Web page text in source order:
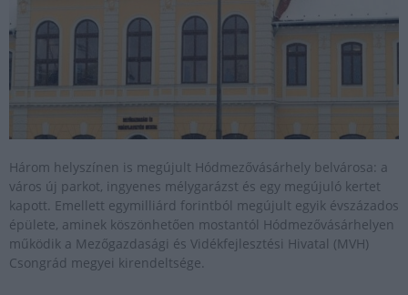
Három helyszínen is megújult Hódmezővásárhely belvárosa: a
város új parkot, ingyenes mélygarázst és egy megújuló kertet
kapott. Emellett egymilliárd forintból megújult egyik évszázados
épülete, aminek köszönhetően mostantól Hódmezővásárhelyen
működik a Mezőgazdasági és Vidékfejlesztési Hivatal (MVH)
Csongrád megyei kirendeltsége.